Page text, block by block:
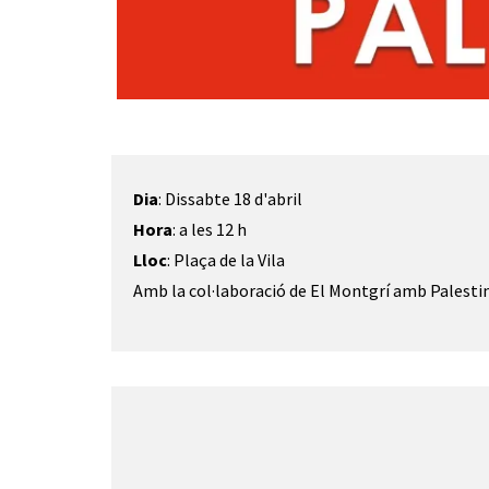
Dia: Dissabte 18 d'abril
Hora: a les 12 h
Lloc: Plaça de la Vila
Amb la col·laboració de El Montgrí amb